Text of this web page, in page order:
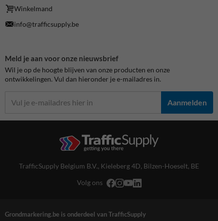
Winkelmand
info@trafficsupply.be
Meld je aan voor onze nieuwsbrief
Wil je op de hoogte blijven van onze producten en onze
ontwikkelingen. Vul dan hieronder je e-mailadres in.
Aanmelden
TrafficSupply Belgium B.V., Kieleberg 4D, Bilzen-Hoeselt, BE
Volg ons
Grondmarkering.be is onderdeel van TrafficSupply